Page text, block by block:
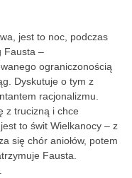
jest to noc, podczas
Fausta –
ograniczonością
Dyskutuje o tym z
racjonalizmu.
z trucizną i chce
to świt Wielkanocy – z
się chór aniołów, potem
Fausta.